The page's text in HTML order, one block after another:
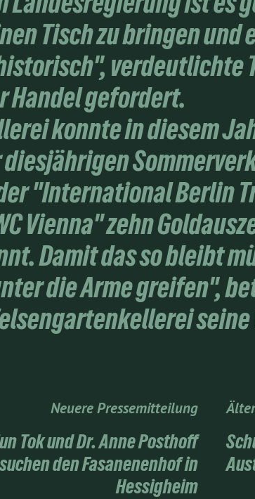
Tisch zu bringen und
verdeutlichte
Handel gefordert.
konnte in diesem
"International Berlin
Vienna" zehn
Damit das so bleibt
die Arme greifen",
Neuere Pressemitteilung
Tok und Dr. Anne Posthoff
den Fasanenenhof in
Hessigheim